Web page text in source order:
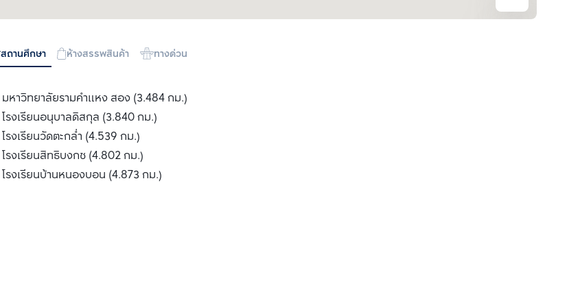
สถานศึกษา ห้างสรรพสินค้า ทางด่วน
มหาวิทยาลัยรามคำแหง สอง (3.484 กม.)
โรงเรียนอนุบาลดิสกุล (3.840 กม.)
โรงเรียนวัดตะกล่ำ (4.539 กม.)
โรงเรียนสิทธิบงกช (4.802 กม.)
โรงเรียนบ้านหนองบอน (4.873 กม.)